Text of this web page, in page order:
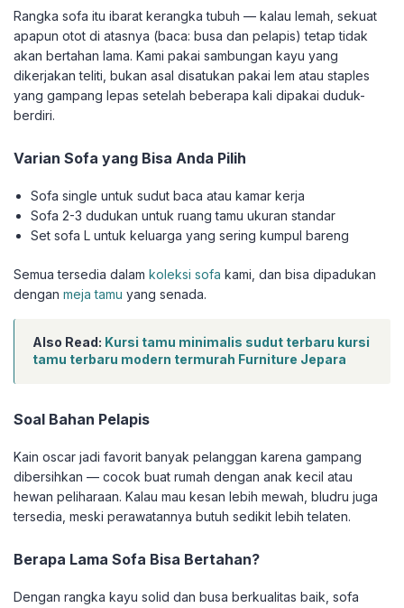
Rangka sofa itu ibarat kerangka tubuh — kalau lemah, sekuat
apapun otot di atasnya (baca: busa dan pelapis) tetap tidak
akan bertahan lama. Kami pakai sambungan kayu yang
dikerjakan teliti, bukan asal disatukan pakai lem atau staples
yang gampang lepas setelah beberapa kali dipakai duduk-
berdiri.
Varian Sofa yang Bisa Anda Pilih
Sofa single untuk sudut baca atau kamar kerja
Sofa 2-3 dudukan untuk ruang tamu ukuran standar
Set sofa L untuk keluarga yang sering kumpul bareng
Semua tersedia dalam koleksi sofa kami, dan bisa dipadukan
dengan meja tamu yang senada.
Also Read: Kursi tamu minimalis sudut terbaru kursi
tamu terbaru modern termurah Furniture Jepara
Soal Bahan Pelapis
Kain oscar jadi favorit banyak pelanggan karena gampang
dibersihkan — cocok buat rumah dengan anak kecil atau
hewan peliharaan. Kalau mau kesan lebih mewah, bludru juga
tersedia, meski perawatannya butuh sedikit lebih telaten.
Berapa Lama Sofa Bisa Bertahan?
Dengan rangka kayu solid dan busa berkualitas baik, sofa